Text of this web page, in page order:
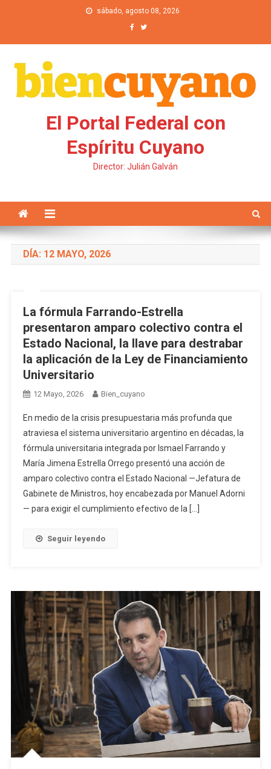
sábado, agosto 08, 2026
El Portal Federal con
Espíritu Cuyano
Director: Julián Galván
DÍA: 12 MAYO, 2026
La fórmula Farrando-Estrella
presentaron amparo colectivo contra el
Estado Nacional, la llave para destrabar
la aplicación de la Ley de Financiamiento
Universitario
12 Mayo, 2026 Bien_cuyano
En medio de la crisis presupuestaria más profunda que
atraviesa el sistema universitario argentino en décadas, la
fórmula universitaria integrada por Ismael Farrando y
María Jimena Estrella Orrego presentó una acción de
amparo colectivo contra el Estado Nacional —Jefatura de
Gabinete de Ministros, hoy encabezada por Manuel Adorni
— para exigir el cumplimiento efectivo de la […]
Seguir leyendo